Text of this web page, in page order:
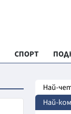
СПОРТ
"ЧУДЕСАТА
Най-
Най-